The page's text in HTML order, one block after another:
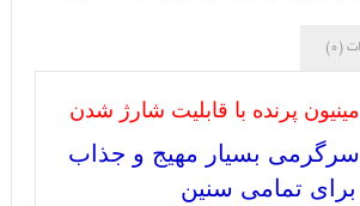
(0)
پرنده با قابلیت شارژ شدن
بسیار مهیج و جذاب
برای تمامی سنین